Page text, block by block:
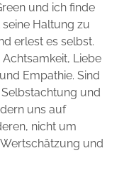
und ich finde
Haltung zu
erlest es selbst.
Liebe
Empathie. Sind
und
uns auf
nicht um
und